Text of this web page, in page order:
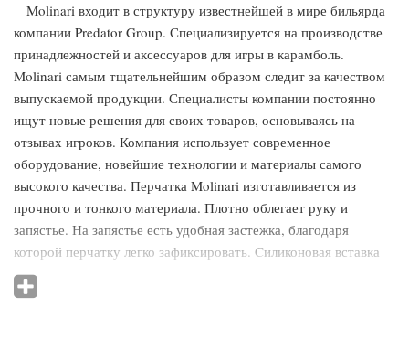
Molinari входит в структуру известнейшей в мире бильярда
компании Predator Group. Специализируется на производстве
принадлежностей и аксессуаров для игры в карамболь.
Molinari самым тщательнейшим образом следит за качеством
выпускаемой продукции. Специалисты компании постоянно
ищут новые решения для своих товаров, основываясь на
отзывах игроков. Компания использует современное
оборудование, новейшие технологии и материалы самого
высокого качества. Перчатка Molinari изготавливается из
прочного и тонкого материала. Плотно облегает руку и
запястье. На запястье есть удобная застежка, благодаря
которой перчатку легко зафиксировать. Cиликоновая вставка
cо стороны ладони обеспечивает плотное сцепление руки с
сукном. Перчатка Molinari минимизирует трение между рукой